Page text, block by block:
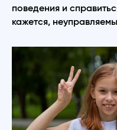
поведения и
кажется,